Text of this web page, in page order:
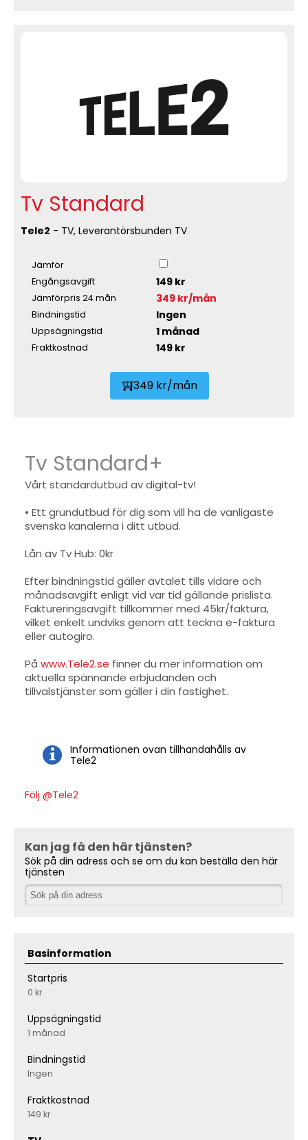
Tv Standard
Tele2 - TV, Leverantörsbunden TV
Jämför
Engångsavgift
149 kr
Jämförpris 24 mån 349 kr/mån
Bindningstid Ingen
Uppsägningstid 1 månad
Fraktkostnad 149 kr
349 kr/mån
Tv Standard+
Vårt standardutbud av digital-tv!
• Ett grundutbud för dig som vill ha de vanligaste
svenska kanalerna i ditt utbud.
Lån av Tv Hub: 0kr
Efter bindningstid gäller avtalet tills vidare och
månadsavgift enligt vid var tid gällande prislista.
Faktureringsavgift tillkommer med 45kr/faktura,
vilket enkelt undviks genom att teckna e-faktura
eller autogiro.
På www.Tele2.se finner du mer information om
aktuella spännande erbjudanden och
tillvalstjänster som gäller i din fastighet.
Informationen ovan tillhandahålls av
Tele2
Följ @Tele2
Kan jag få den här tjänsten?
Sök på din adress och se om du kan beställa den här
tjänsten
Basinformation
Startpris
0 kr
Uppsägningstid
1 månad
Bindningstid
Ingen
Fraktkostnad
149 kr